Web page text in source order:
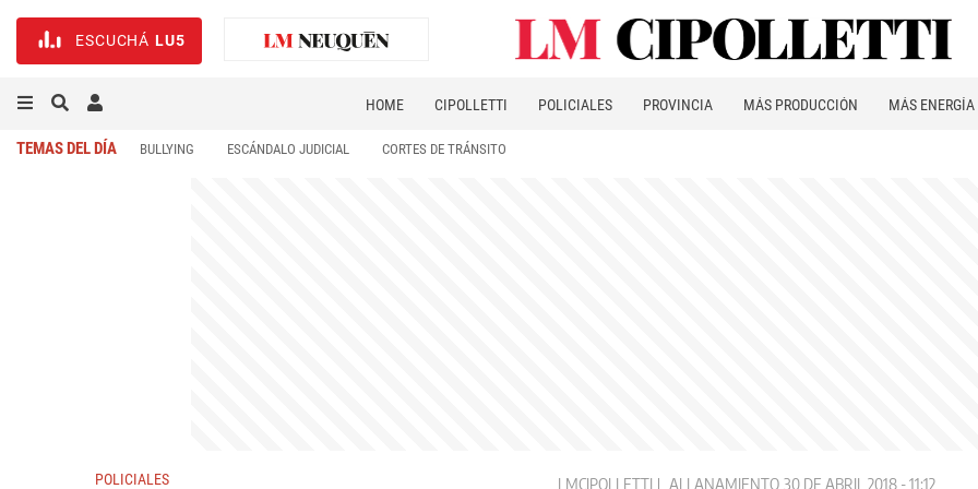
ESCUCHÁ LU5
HOME CIPOLLETTI POLICIALES PROVINCIA MÁS PRODUCCIÓN MÁS ENERGÍA
TEMAS DEL DÍA BULLYING ESCÁNDALO JUDICIAL CORTES DE TRÁNSITO
POLICIALES LMCIPOLLETTI ALLANAMIENTO 30 DE ABRIL 2018 - 11:12